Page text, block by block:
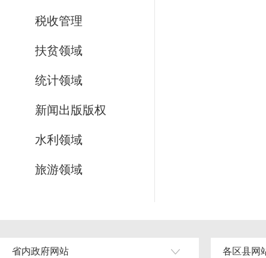
税收管理
扶贫领域
统计领域
新闻出版版权
水利领域
旅游领域
省内政府网站 各区县网